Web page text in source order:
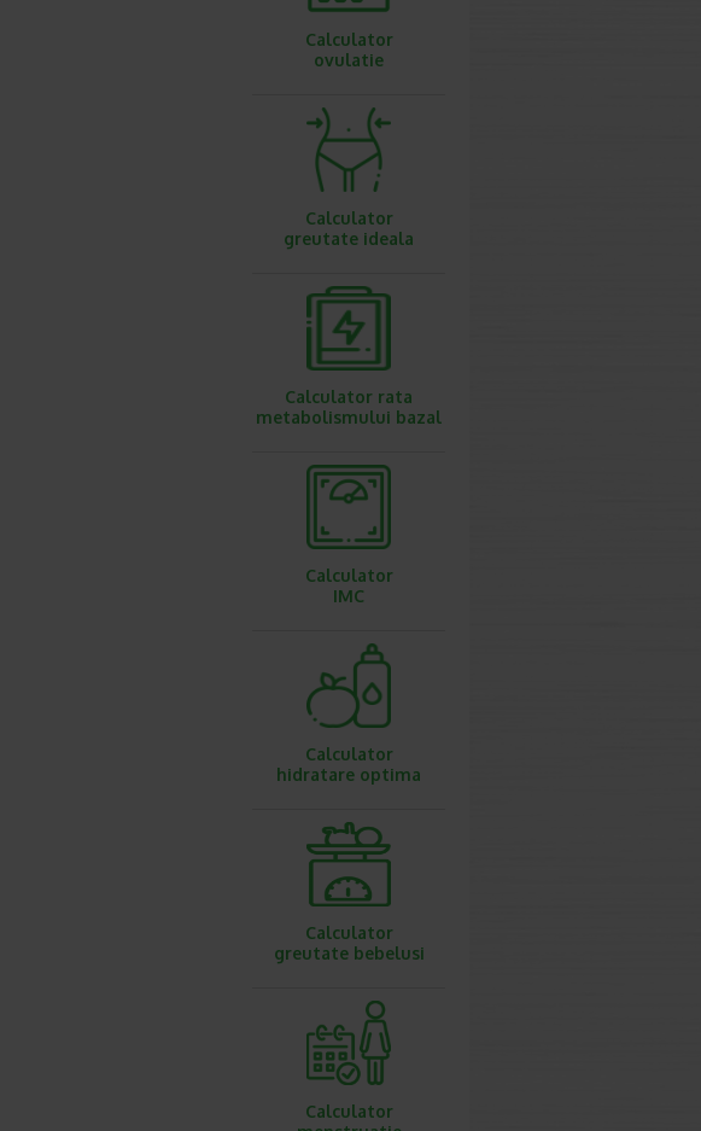
Calculator
ovulatie
Calculator
greutate ideala
Calculator rata
metabolismului bazal
Calculator
IMC
Calculator
hidratare optima
Calculator
greutate bebelusi
Calculator